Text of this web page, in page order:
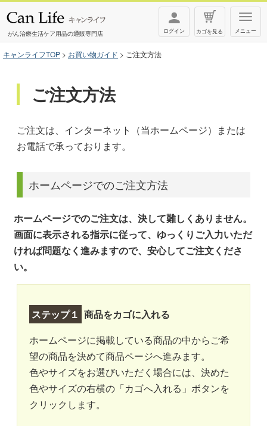
T
o
i
メニュー
カゴを見る
ログイン
がん治療生活ケア用品の通販専門店
キャンライフTOP お買い物ガイド ご注文方法
ご注文方法
ご注文は、インターネット（当ホームページ）または
お電話で承っております。
ホームページでのご注文方法
ホームページでのご注文は、決して難しくありません。
画面に表示される指示に従って、ゆっくりご入力いただ
ければ問題なく進みますので、安心してご注文くださ
い。
ステップ１ 商品をカゴに入れる
ホームページに掲載している商品の中からご希
望の商品を決めて商品ページへ進みます。
色やサイズをお選びいただく場合には、決めた
色やサイズの右横の「カゴへ入れる」ボタンを
クリックします。